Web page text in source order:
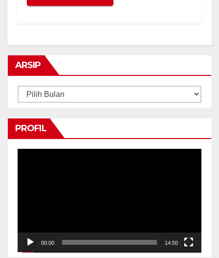
ARSIP
Arsip
PROFIL
00:00 14:50